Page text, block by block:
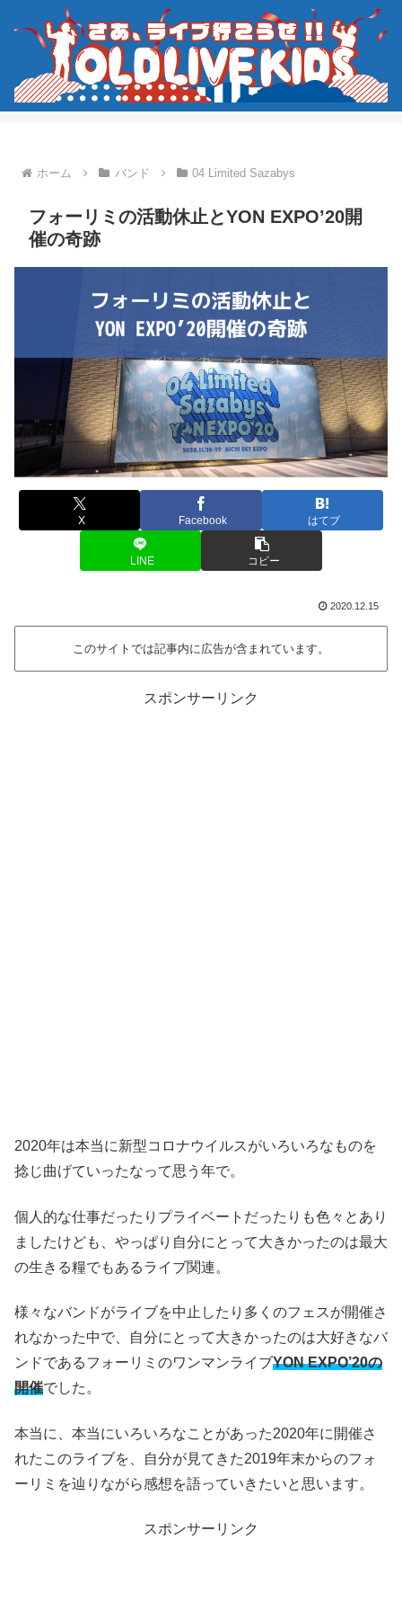
ホーム バンド 04 Limited Sazabys
フォーリミの活動休止とYON EXPO’20開
催の奇跡
X Facebook はてブ
LINE コピー
2020.12.15
このサイトでは記事内に広告が含まれています。
スポンサーリンク
2020年は本当に新型コロナウイルスがいろいろなものを
捻じ曲げていったなって思う年で。
個人的な仕事だったりプライベートだったりも色々とあり
ましたけども、やっぱり自分にとって大きかったのは最大
の生きる糧でもあるライブ関連。
様々なバンドがライブを中止したり多くのフェスが開催さ
れなかった中で、自分にとって大きかったのは大好きなバ
ンドであるフォーリミのワンマンライブYON EXPO’20の
開催でした。
本当に、本当にいろいろなことがあった2020年に開催さ
れたこのライブを、自分が見てきた2019年末からのフォ
ーリミを辿りながら感想を語っていきたいと思います。
スポンサーリンク